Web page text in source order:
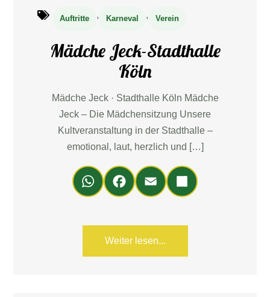
Auftritte , Karneval , Verein
Mädche Jeck-Stadthalle
Köln
Mädche Jeck · Stadthalle Köln Mädche
Jeck – Die Mädchensitzung Unsere
Kultveranstaltung in der Stadthalle –
emotional, laut, herzlich und […]
Wh
ats
Fa
ce
ok
Em
ail
Teil
en
Weiter lesen...